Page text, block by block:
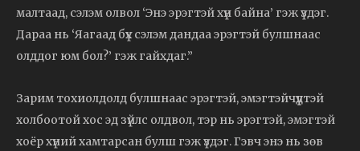
малтаад, сэлэм олвол ‘Энэ эрэгтэй хүн байна’ гэж үздэг.
Дараа нь ‘Яагаад бүх сэлэм дандаа эрэгтэй булшнаас
олддог юм бол?’ гэж гайхдаг.”
Зарим тохиолдолд булшнаас эрэгтэй, эмэгтэйчүүдтэй
холбоотой хос эд зүйлс олдвол, тэр нь эрэгтэй, эмэгтэй
хоёр хүний хамтарсан булш гэж үздэг. Гэвч энэ нь зөв